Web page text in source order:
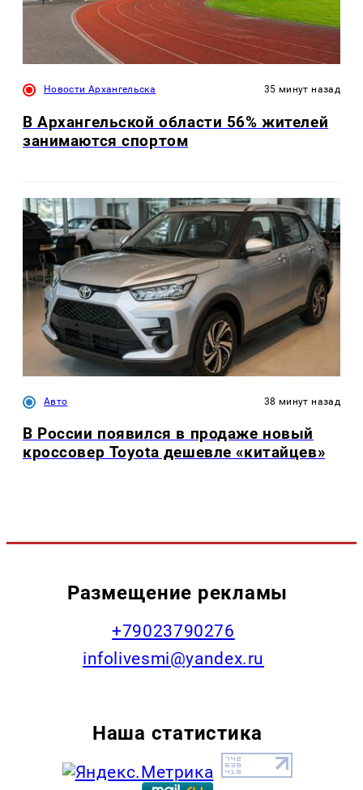
Новости Архангельска 35 минут назад
В Архангельской области 56% жителей
занимаются спортом
Авто 38 минут назад
В России появился в продаже новый
кроссовер Toyota дешевле «китайцев»
Размещение рекламы
+79023790276
infolivesmi@yandex.ru
Наша статистика